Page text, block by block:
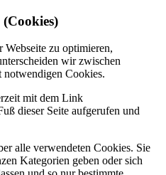
zu optimieren,
wir zwischen
notwendigen Cookies.
mit dem Link
dieser Seite aufgerufen und
alle verwendeten Cookies. Sie
Kategorien geben oder sich